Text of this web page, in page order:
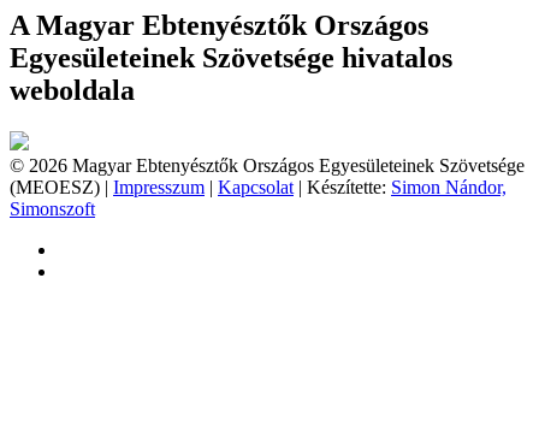
A Magyar Ebtenyésztők Országos
Egyesületeinek Szövetsége hivatalos
weboldala
© 2026 Magyar Ebtenyésztők Országos Egyesületeinek Szövetsége
(MEOESZ) | Impresszum | Kapcsolat | Készítette: Simon Nándor,
Simonszoft